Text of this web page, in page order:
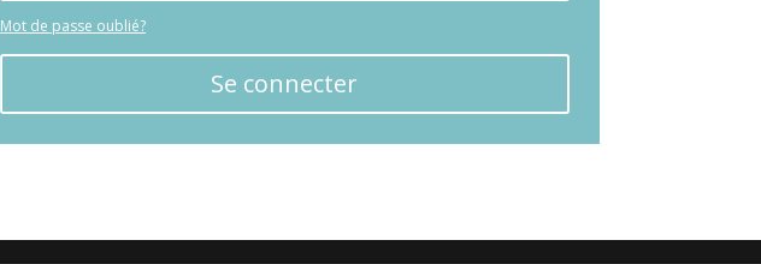
Mot de passe oublié?
Se connecter